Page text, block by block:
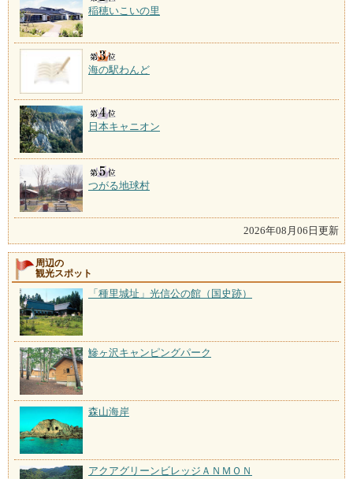
稲穂いこいの里
海の駅わんど
日本キャニオン
つがる地球村
2026年08月06日更新
周辺の
観光スポット
「種里城址」光信公の館（国史跡）
鰺ヶ沢キャンピングパーク
森山海岸
アクアグリーンビレッジＡＮＭＯＮ